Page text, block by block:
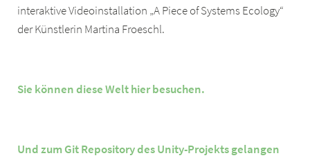
interaktive Videoinstallation „A Piece of Systems Ecology“
der Künstlerin Martina Froeschl.
Sie können diese Welt hier besuchen.
Und zum Git Repository des Unity-Projekts gelangen